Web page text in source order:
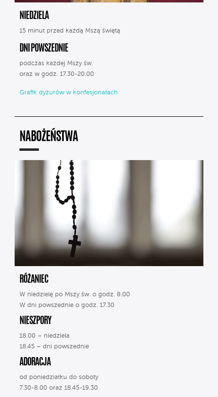
NIEDZIELA
15 minut przed każdą Mszą świętą
DNI POWSZEDNIE
podczas każdej Mszy św.
oraz w godz. 17.30-20.00
Grafik dyżurów w konfesjonałach
NABOŻEŃSTWA
RÓŻANIEC
W niedzielę po Mszy św. o godz. 8.00
W dni powszednie o godz. 17.30
NIESZPORY
18.00 – niedziela
18.45 – dni powszednie
ADORACJA
od poniedziałku do soboty
7.30-8.00 oraz 18.45-19.30